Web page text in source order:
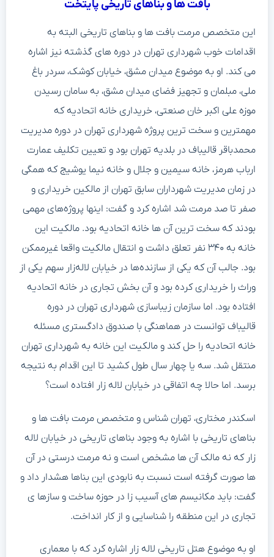
بافت ها و بناهای تاریخی پایتخت
این متخصص مرمت بافت ها و بناهای تاریخی البته به
اقدامات خوب شهرداری تهران در دوره های گذشته نیز اشاره
می کند. او به موضوع میدان مشق، خیابان کوشک، سردر باغ
ملی، مبلمان و تجهیز فضای میدان مشق، به سامان رسیدن
موزه علی اکبر خان صنعتی، خریداری خانه اتحادیه که
مهمترین و سخت ترین پروژه شهرداری تهران در دوره مدیریت
محمدباقر قالیباف در بلدیه تهران بود و تعیین تکلیف عمارت
ارباب هرمز، خانه سیمین و جلال و خانه نیما یوشیج که همگی
در زمان مدیریت شهرداران سابق تهران از مالکین خریداری و
صفر تا صد مرمت شد اشاره کرد و گفت: اینها پروژه‌های مهمی
بودند که سخت ترین آن ها خانه اتحادیه بود. مالکیت این
خانه به ۳۴۰ نفر تعلق داشت و انتقال مالکیت واقعا غیرممکن
بود. جالب آن که یکی از سازنده‌ها در خیابان لاله‌زار سهم یکی از
وراث را خریداری کرده بود و آن بخش تجاری در خانه اتحادیه
افتاده بود. اما سازمان زیباسازی شهرداری تهران در دوره
قالیباف توانست در هماهنگی با صندوق دادگستری مسئله
خانه اتحادیه را حل کند و مالکیت این خانه به شهرداری تهران
منتقل شد. سه یا چهار سال طول کشید تا این اقدام به نتیجه
برسد. اما حالا چه اتفاقی در خیابان لاله زار افتاده است؟
اسکندر مختاری، تهران شناس و متخصص مرمت بافت ها و
بناهای تاریخی با اشاره به وجود بناهای تاریخی در خیابان لاله
زار که نه مالک آن ها مشخص است و نه مرمت درستی در آن
ها صورت گرفته است نسبت به نابودی این بناها هشدار داد و
گفت: باید مکانیسم های آسیب زا در حوزه ساخت و سازها ی
تجاری در این منطقه را شناسایی و از کار انداخت.
او به موضوع هتل تاریخی لاله زار اشاره کرد که با معماری